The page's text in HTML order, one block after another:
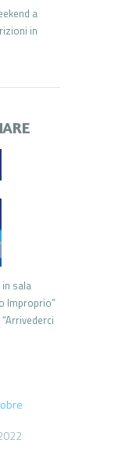
a
in
sala
Improprio”